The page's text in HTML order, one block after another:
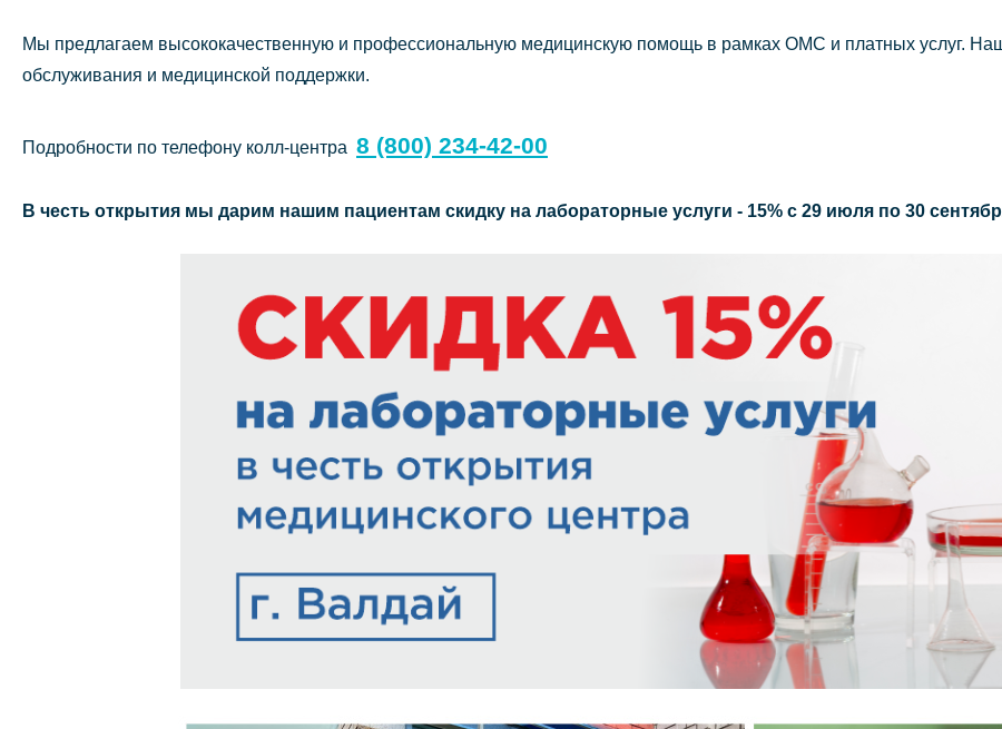
Мы предлагаем высококачественную и профессиональную медицинскую помощь в рамках ОМС и платных услуг.
обслуживания и медицинской поддержки.
Подробности по телефону колл-центра 8 (800) 234-42-00
В честь открытия мы дарим нашим пациентам скидку на лабораторные услуги - 15% с 29 июля по 30